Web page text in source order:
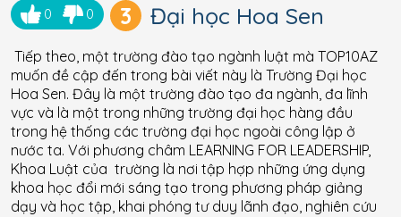
0 0 3 Đại học Hoa Sen
Tiếp theo, một trường đào tạo ngành luật mà TOP10AZ
muốn đề cập đến trong bài viết này là Trường Đại học
Hoa Sen. Đây là một trường đào tạo đa ngành, đa lĩnh
vực và là một trong những trường đại học hàng đầu
trong hệ thống các trường đại học ngoài công lập ở
nước ta. Với phương châm LEARNING FOR LEADERSHIP,
Khoa Luật của trường là nơi tập hợp những ứng dụng
khoa học đổi mới sáng tạo trong phương pháp giảng
dạy và học tập, khai phóng tư duy lãnh đạo, nghiên cứu